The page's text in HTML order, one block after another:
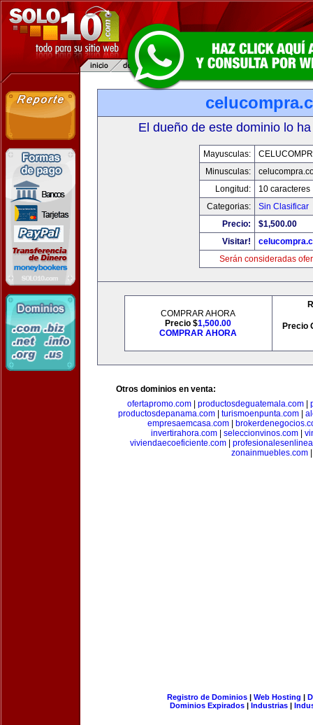
El dueño de este dominio lo
Mayusculas:
Minusculas:
Longitud:
10 caracteres
Categorias:
Sin Clasificar
Precio:
$1,500.00
Visitar!
Serán consideradas
COMPRAR AHORA
Precio $1,500.00
COMPRAR AHORA
Precio
Otros dominios en venta:
ofertapromo.com
productosdeguatemala.com
productosdepanama.com
turismoenpunta.com
empresaemcasa.com
invertirahora.com| seleccionvinos.com|
viviendaecoeficiente.com|
zonainmuebles.com
Registro de Dominios| Web Hosting |
Dominios Expirados | Industrias |